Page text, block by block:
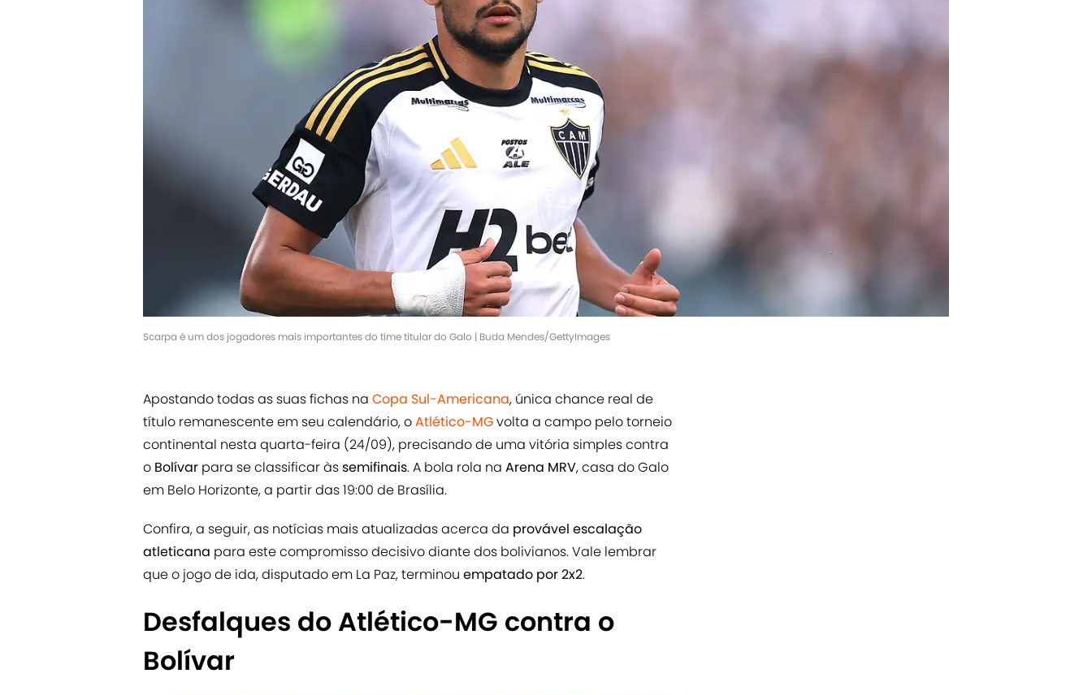
Scarpa é um dos jogadores mais importantes do time titular do Galo | Buda Mendes/GettyImages
Apostando todas as suas fichas na Copa Sul-Americana, única chance real de
título remanescente em seu calendário, oAtlético-MGvolta a campo pelo torneio
continental nesta quarta-feira (24/09), precisando de uma vitória simples contra
o Bolívar para se classificar àssemifinais. A bola rola na Arena MRV, casa do Galo
em Belo Horizonte, a partir das 19:00 de Brasília.
Confira, a seguir, as notícias mais atualizadas acerca da provável escalação
atleticana para este compromisso decisivo diante dos bolivianos. Vale lembrar
que o jogo de ida, disputado em La Paz, terminou empatado por 2x2.
Desfalques do Atlético-MG contra o
Bolívar